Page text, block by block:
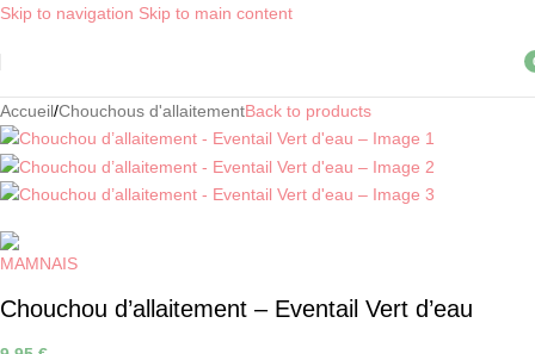
Skip to navigation Skip to main content
Accueil/Chouchous d'allaitementBack to products
Chouchou d’allaitement – Eventail Vert d’eau